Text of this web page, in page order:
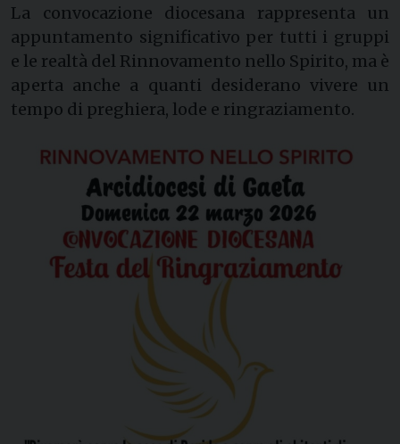
La convocazione diocesana rappresenta un
appuntamento significativo per tutti i gruppi
e le realtà del Rinnovamento nello Spirito, ma è
aperta anche a quanti desiderano vivere un
tempo di preghiera, lode e ringraziamento.